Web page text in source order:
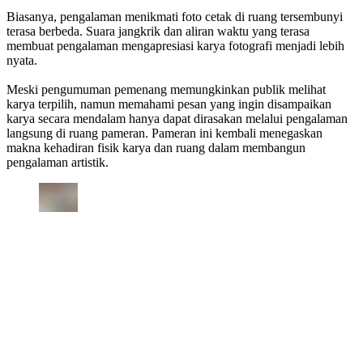
Biasanya, pengalaman menikmati foto cetak di ruang tersembunyi
terasa berbeda. Suara jangkrik dan aliran waktu yang terasa
membuat pengalaman mengapresiasi karya fotografi menjadi lebih
nyata.
Meski pengumuman pemenang memungkinkan publik melihat
karya terpilih, namun memahami pesan yang ingin disampaikan
karya secara mendalam hanya dapat dirasakan melalui pengalaman
langsung di ruang pameran. Pameran ini kembali menegaskan
makna kehadiran fisik karya dan ruang dalam membangun
pengalaman artistik.